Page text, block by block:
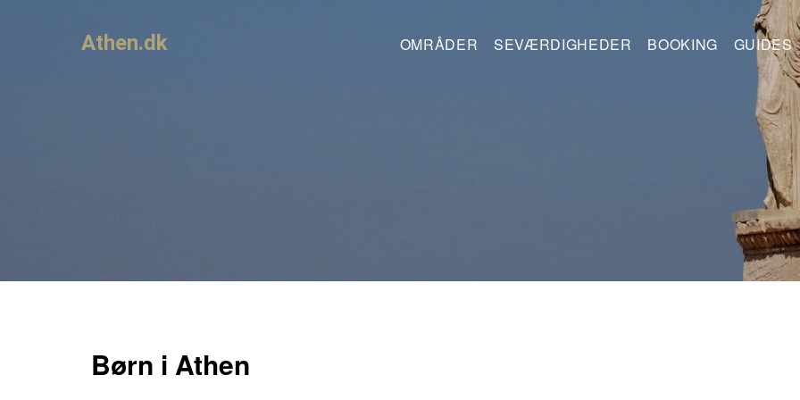
Athen.dk OMRÅDER SEVÆRDIGHEDER BOOKING GUIDES
Børn i Athen